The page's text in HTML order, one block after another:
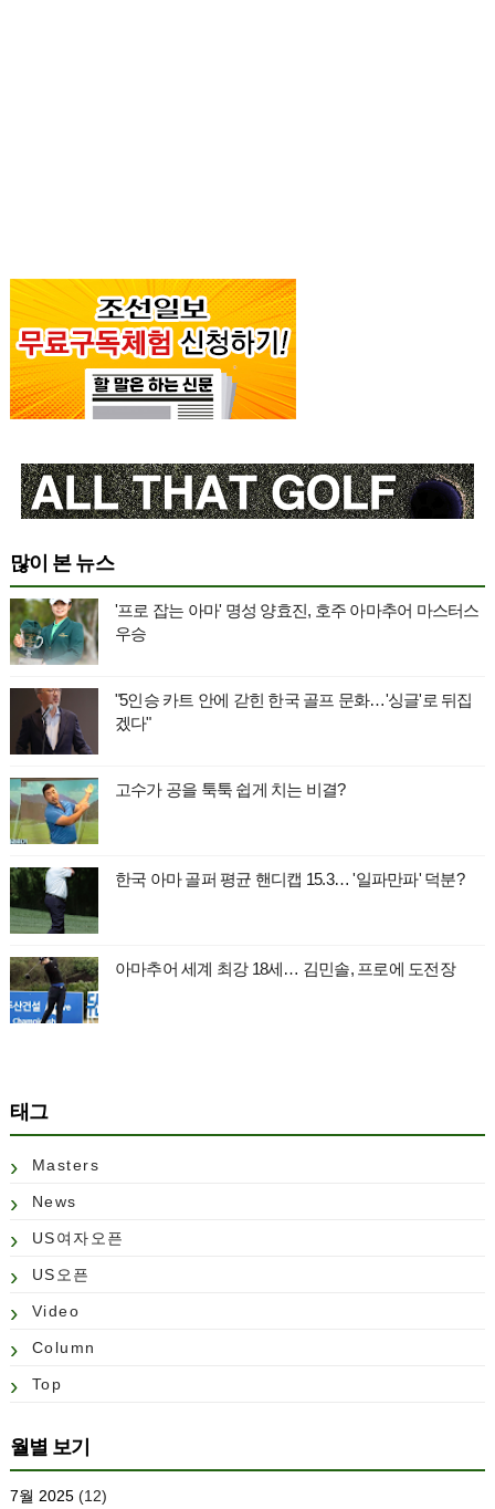
많이 본 뉴스
'프로 잡는 아마' 명성 양효진, 호주 아마추어 마스터스
우승
"5인승 카트 안에 갇힌 한국 골프 문화…'싱글'로 뒤집
겠다"
고수가 공을 툭툭 쉽게 치는 비결?
한국 아마 골퍼 평균 핸디캡 15.3… '일파만파' 덕분?
아마추어 세계 최강 18세… 김민솔, 프로에 도전장
태그
Masters
News
US여자오픈
US오픈
Video
Column
Top
월별 보기
7월 2025(12)